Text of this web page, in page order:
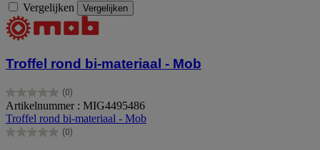
Vergelijken Vergelijken
Troffel rond bi-materiaal - Mob
(0)
0.0
van
de
5
Artikelnummer : MIG4495486
Troffel rond bi-materiaal - Mob
(0)
0.0